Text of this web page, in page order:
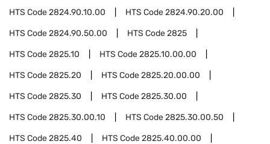
HTS Code2824.90.10.00 HTS Code2824.90.20.00
HTS Code2824.90.50.00 HTS Code2825
HTS Code2825.10 HTS Code2825.10.00.00
HTS Code2825.20 HTS Code2825.20.00.00
HTS Code2825.30 HTS Code2825.30.00
HTS Code2825.30.00.10 HTS Code2825.30.00.50
HTS Code2825.40 HTS Code2825.40.00.00